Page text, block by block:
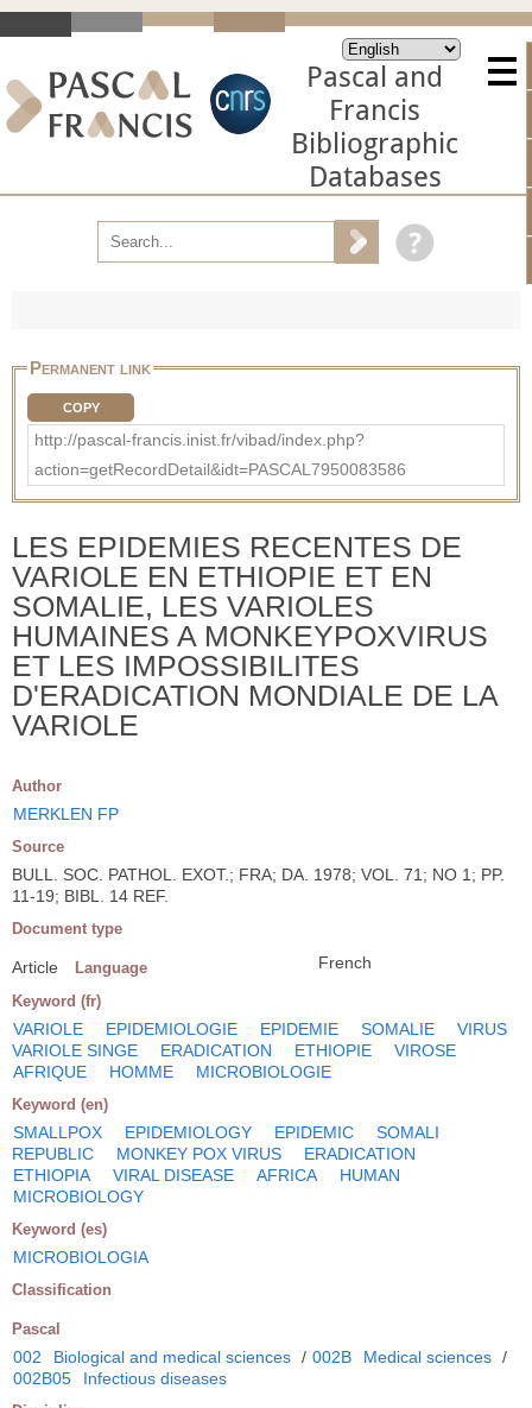
Pascal and
Francis
Bibliographic
Databases
Permanent link
COPY
http://pascal-francis.inist.fr/vibad/index.php?
action=getRecordDetail&idt=PASCAL7950083586
LES EPIDEMIES RECENTES DE
VARIOLE EN ETHIOPIE ET EN
SOMALIE, LES VARIOLES
HUMAINES A MONKEYPOXVIRUS
ET LES IMPOSSIBILITES
D'ERADICATION MONDIALE DE LA
VARIOLE
Author
MERKLEN FP
Source
BULL. SOC. PATHOL. EXOT.; FRA; DA. 1978; VOL. 71; NO 1; PP.
11-19; BIBL. 14 REF.
Document type
Article Language French
Keyword (fr)
VARIOLE EPIDEMIOLOGIE EPIDEMIE SOMALIE
VIRUS
VARIOLE SINGE
ERADICATION ETHIOPIE
VIROSE
AFRIQUE
HOMME MICROBIOLOGIE
Keyword (en)
SMALLPOX EPIDEMIOLOGY EPIDEMIC
SOMALI
REPUBLIC
MONKEY POX VIRUS
ERADICATION
ETHIOPIA
VIRAL DISEASE AFRICA
HUMAN
MICROBIOLOGY
Keyword (es)
MICROBIOLOGIA
Classification
Pascal
002 Biological and medical sciences / 002B Medical sciences /
002B05
Infectious diseases